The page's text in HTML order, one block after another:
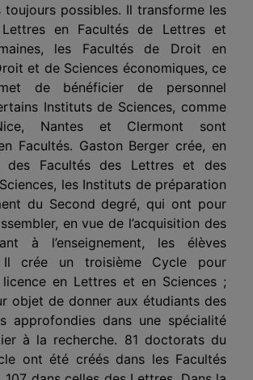
toujours possibles. Il transforme les
en Facultés de Lettres et
les Facultés de Droit en
et de Sciences économiques, ce
de bénéficier de personnel
Instituts de Sciences, comme
Nantes et Clermont sont
Facultés. Gaston Berger crée, en
des Facultés des Lettres et des
les Instituts de préparation
du Second degré, qui ont pour
en vue de l’acquisition des
à l’enseignement, les élèves
Il crée un troisième Cycle pour
en Lettres et en Sciences ;
objet de donner aux étudiants des
approfondies dans une spécialité
à la recherche. 81 doctorats du
ont été créés dans les Facultés